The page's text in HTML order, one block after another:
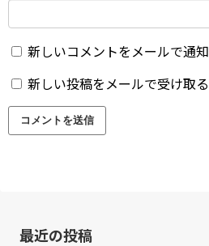
新しいコメントをメールで通知
新しい投稿をメールで受け取る
最近の投稿